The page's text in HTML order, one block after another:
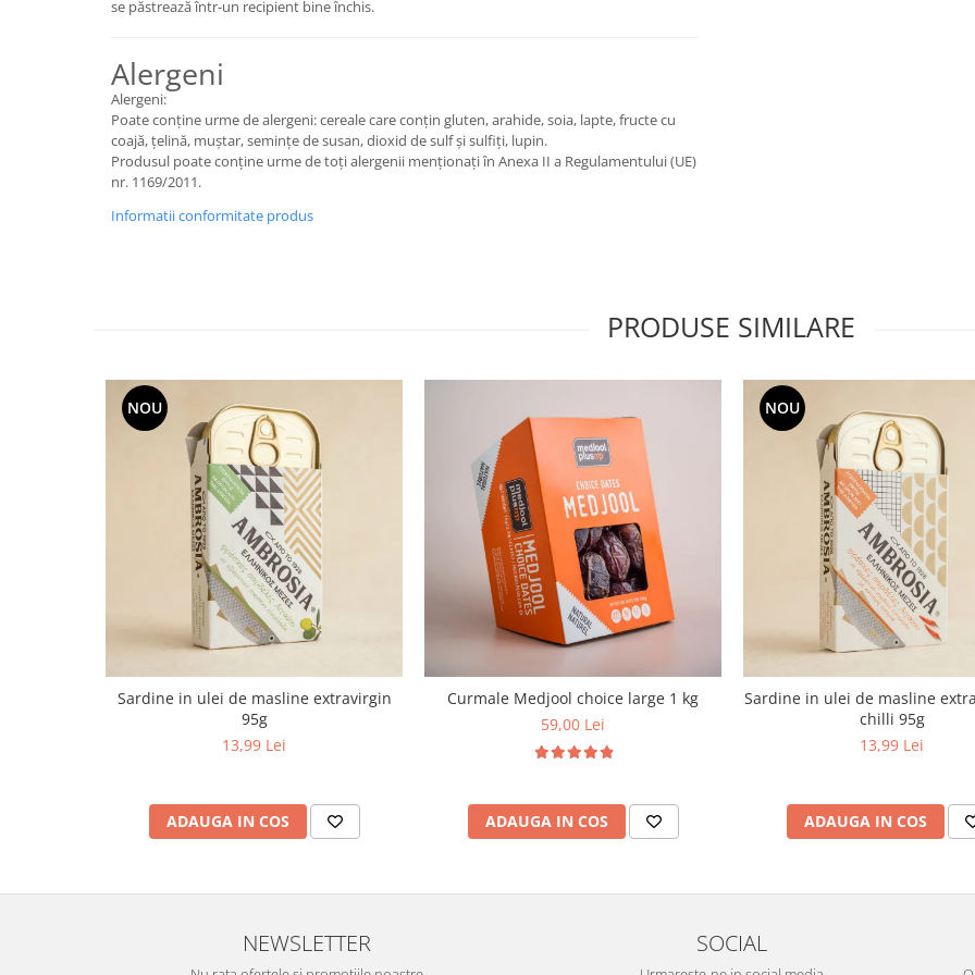
se păstrează într-un recipient bine închis.
Alergeni
Alergeni:
Poate conține urme de alergeni: cereale care conțin gluten, arahide, soia, lapte, fructe cu
coajă, țelină, muștar, semințe de susan, dioxid de sulf și sulfiți, lupin.
Produsul poate conține urme de toți alergenii menționați în Anexa II a Regulamentului (UE)
nr. 1169/2011.
Informatii conformitate produs
PRODUSE SIMILARE
NOU
Sardine in ulei de masline extravirgin
95g
13,99 Lei
ADAUGA IN COS
Curmale Medjool choice large 1 kg
59,00 Lei
ADAUGA IN COS
NOU
Sardine in ulei de masline
chilli 95g
13,99 Lei
ADAUGA IN COS
NEWSLETTER SOCIAL